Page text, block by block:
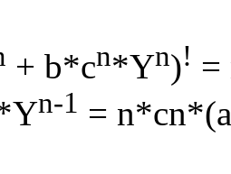
+ b*cn*Yn)! =
n-1 =